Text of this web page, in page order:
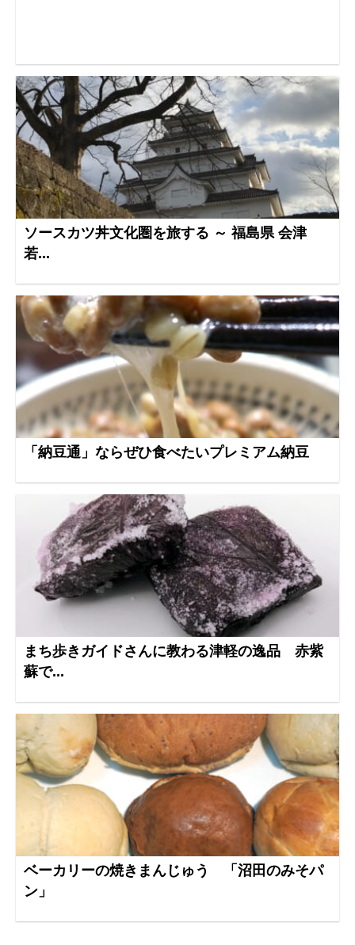
ソースカツ丼文化圏を旅する ～ 福島県 会津
若...
「納豆通」ならぜひ食べたいプレミアム納豆
まち歩きガイドさんに教わる津軽の逸品 赤紫
蘇で...
ベーカリーの焼きまんじゅう 「沼田のみそパ
ン」